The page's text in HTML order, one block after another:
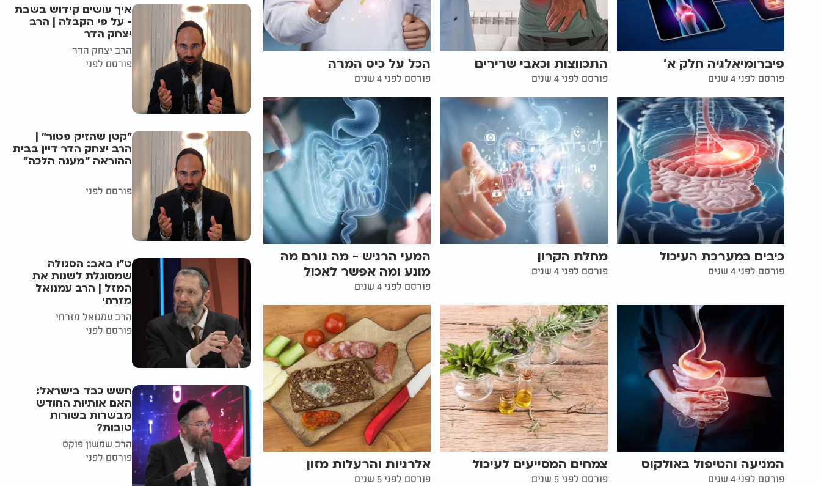
פיברומיאלגיה חלק א'
פורסם לפני 4 שנים
התכווצות וכאבי שרירים
פורסם לפני 4 שנים
הכל על כיס המרה
פורסם לפני 4 שנים
כיבים במערכת העיכול
פורסם לפני 4 שנים
מחלת הקרון
פורסם לפני 4 שנים
המעי הרגיש - מה גורם מה
מונע ומה אפשר לאכול
פורסם לפני 4 שנים
המניעה והטיפול באולקוס
פורסם לפני 4 שנים
צמחים המסייעים לעיכול
פורסם לפני 5 שנים
אלרגיות והרעלות מזון
פורסם לפני 5 שנים
איך עושים קידוש בשבת
- על פי הקבלה | הרב
יצחק הדר
הרב יצחק הדר
פורסם לפני
"קטן שהזיק פטור" |
הרב יצחק הדר דיין בבית
ההוראה "מענה הלכה"
פורסם לפני
ט"ו באב: הסגולה
שמסוגלת לשנות את
המזל | הרב עמנואל
מזרחי
הרב עמנואל מזרחי
פורסם לפני
חשש כבד בישראל:
האם אותיות החודש
מבשרות בשורות
טובות?
הרב שמשון פוקס
פורסם לפני